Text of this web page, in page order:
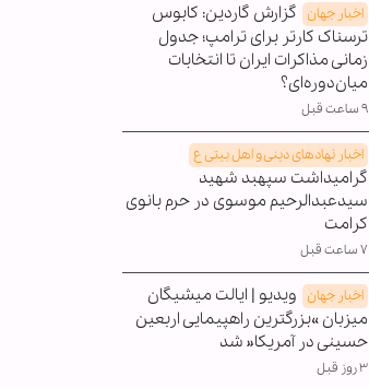
اخبار جهان گزارش گاردین: کابوس
ترسناک کارتر برای ترامپ؛ جدول
زمانی مذاکرات ایران تا انتخابات
میان‌دوره‌ای؟
۹ ساعت قبل
اخبار نهادهای دینی و اهل بیتی ع
گرامیداشت سپهبد شهید
سیدعبدالرحیم موسوی در حرم بانوی
کرامت
۷ ساعت قبل
اخبار جهان ویدیو | ایالت میشیگان
میزبان »بزرگترین راهپیمایی اربعین
حسینی در آمریکا« شد
۳ روز قبل